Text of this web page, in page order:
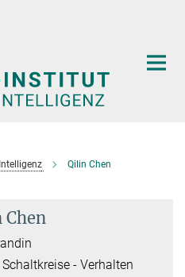
Qilin Chen
Schaltkreise - Verhalten